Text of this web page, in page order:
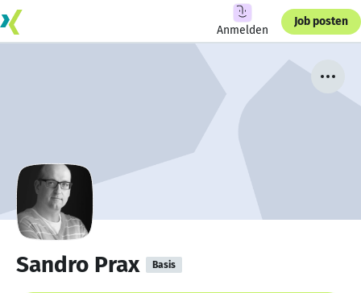
Anmelden
Job posten
Sandro Prax Basis